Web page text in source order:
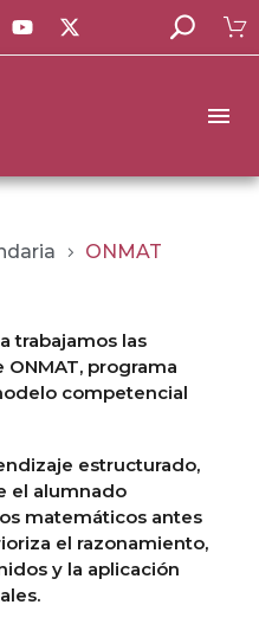
ONMAT
trabajamos las
programa
competencial
estructurado,
el alumnado
matemáticos antes
el razonamiento,
y la aplicación